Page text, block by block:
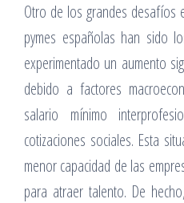
Otro de los grandes desafíos
pymes españolas han sido
experimentado un aumento
debido a factores
salario mínimo
cotizaciones sociales. Esta
menor capacidad de las
para atraer talento. De